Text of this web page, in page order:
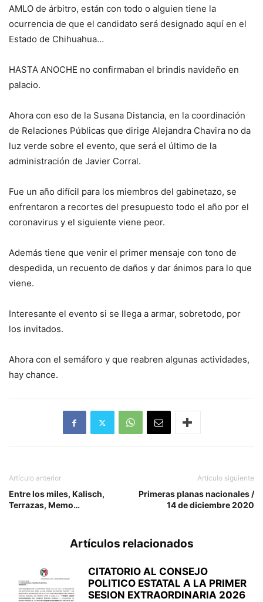
AMLO de árbitro, están con todo o alguien tiene la
ocurrencia de que el candidato será designado aquí en el
Estado de Chihuahua…
HASTA ANOCHE no confirmaban el brindis navideño en
palacio.
Ahora con eso de la Susana Distancia, en la coordinación
de Relaciones Públicas que dirige Alejandra Chavira no da
luz verde sobre el evento, que será el último de la
administración de Javier Corral.
Fue un año difícil para los miembros del gabinetazo, se
enfrentaron a recortes del presupuesto todo el año por el
coronavirus y el siguiente viene peor.
Además tiene que venir el primer mensaje con tono de
despedida, un recuento de daños y dar ánimos para lo que
viene.
Interesante el evento si se llega a armar, sobretodo, por
los invitados.
Ahora con el semáforo y que reabren algunas actividades,
hay chance.
Artículo anterior
Entre los miles, Kalisch,
Terrazas, Memo…
Artículo siguiente
Primeras planas nacionales /
14 de diciembre 2020
Artículos relacionados
CITATORIO AL CONSEJO
POLITICO ESTATAL A LA PRIMER
SESION EXTRAORDINARIA 2026